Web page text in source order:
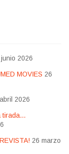
2026
MOVIES 26
2026
tirada…
26 marzo